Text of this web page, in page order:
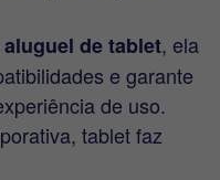
aluguel de tablet, ela
e garante
de uso.
tablet faz